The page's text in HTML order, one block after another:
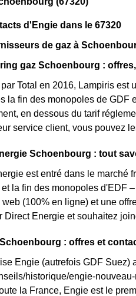
d'Engie dans le 67320
de gaz à
gaz Schoenbourg :
Total en 2016, Lampiris est
la fin des monopoles de GDF
en dessous du tarif
service client, vous pouvez
Schoenbourg : tout
est entré dans le marché
et la fin des monopoles d'EDF
web (100% en ligne) et une
Direct Energie et souhaitez
: offres et
Engie (autrefois GDF Suez)
historique/engie-
la France, Engie est le